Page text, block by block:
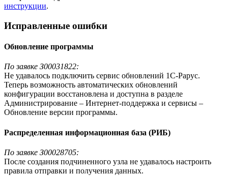
инструкции.
Исправленные ошибки
Обновление программы
По заявке З00031822:
Не удавалось подключить сервис обновлений 1С-Рарус.
Теперь возможность автоматических обновлений
конфигурации восстановлена и доступна в разделе
Администрирование – Интернет-поддержка и сервисы –
Обновление версии программы.
Распределенная информационная база (РИБ)
По заявке З00028705:
После создания подчиненного узла не удавалось настроить
правила отправки и получения данных.